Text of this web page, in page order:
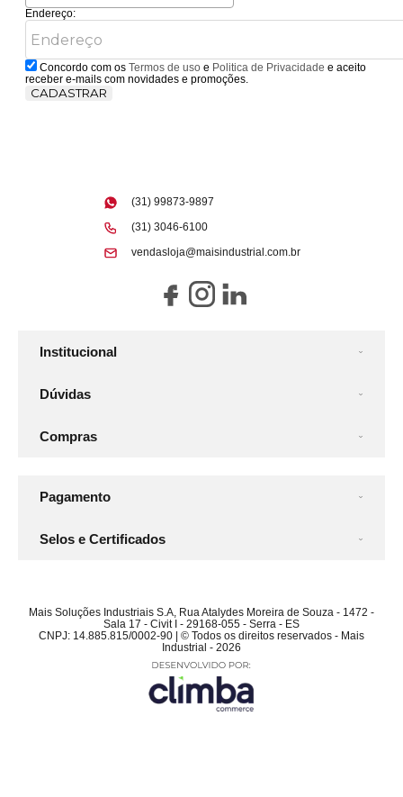
Endereço:
Concordo com osTermos de uso e Politica de Privacidade e aceito
receber e-mails com novidades e promoções.
CADASTRAR
Institucional
Dúvidas
Compras
(31) 99873-9897
(31) 3046-6100
vendasloja@maisindustrial.com.br
Pagamento
Selos e Certificados
Mais Soluções Industriais S.A, Rua Atalydes Moreira de Souza - 1472 -
Sala 17 - Civit I - 29168-055 - Serra - ES
CNPJ: 14.885.815/0002-90 | © Todos os direitos reservados - Mais
Industrial - 2026